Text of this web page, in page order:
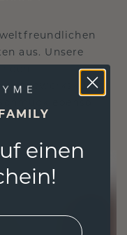
aus. Unsere
ebenso
einen